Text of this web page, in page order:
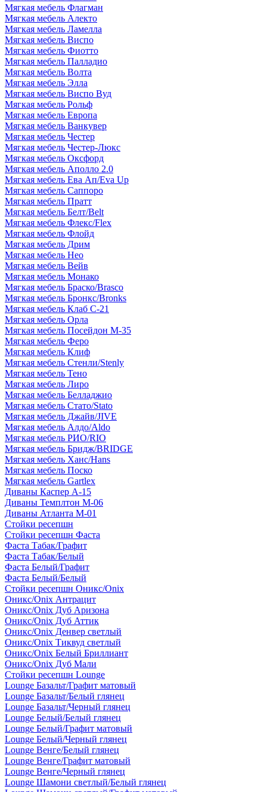
Мягкая мебель Флагман
Мягкая мебель Алекто
Мягкая мебель Ламелла
Мягкая мебель Виспо
Мягкая мебель Фиотто
Мягкая мебель Палладио
Мягкая мебель Волта
Мягкая мебель Элла
Мягкая мебель Виспо Вуд
Мягкая мебель Рольф
Мягкая мебель Европа
Мягкая мебель Ванкувер
Мягкая мебель Честер
Мягкая мебель Честер-Люкс
Мягкая мебель Оксфорд
Мягкая мебель Аполло 2.0
Мягкая мебель Ева Ап/Eva Up
Мягкая мебель Саппоро
Мягкая мебель Пратт
Мягкая мебель Белт/Belt
Мягкая мебель Флекс/Flex
Мягкая мебель Флойд
Мягкая мебель Дрим
Мягкая мебель Нео
Мягкая мебель Вейв
Мягкая мебель Монако
Мягкая мебель Браско/Brasco
Мягкая мебель Бронкс/Bronks
Мягкая мебель Клаб С-21
Мягкая мебель Орла
Мягкая мебель Посейдон М-35
Мягкая мебель Феро
Мягкая мебель Клиф
Мягкая мебель Стенли/Stenly
Мягкая мебель Тено
Мягкая мебель Лиро
Мягкая мебель Белладжио
Мягкая мебель Стато/Stato
Мягкая мебель Джайв/JIVE
Мягкая мебель Алдо/Aldo
Мягкая мебель РИО/RIO
Мягкая мебель Бридж/BRIDGE
Мягкая мебель Ханс/Hans
Мягкая мебель Поско
Мягкая мебель Gartlex
Диваны Каспер А-15
Диваны Темплтон М-06
Диваны Атланта М-01
Стойки ресепшн
Стойки ресепшн Фаста
Фаста Табак/Графит
Фаста Табак/Белый
Фаста Белый/Графит
Фаста Белый/Белый
Стойки ресепшн Оникс/Onix
Оникс/Onix Антрацит
Оникс/Onix Дуб Аризона
Оникс/Onix Дуб Аттик
Оникс/Onix Денвер светлый
Оникс/Onix Тиквуд светлый
Оникс/Onix Белый Бриллиант
Оникс/Onix Дуб Мали
Стойки ресепшн Lounge
Lounge Базальт/Графит матовый
Lounge Базальт/Белый глянец
Lounge Базальт/Черный глянец
Lounge Белый/Белый глянец
Lounge Белый/Графит матовый
Lounge Белый/Черный глянец
Lounge Венге/Белый глянец
Lounge Венге/Графит матовый
Lounge Венге/Черный глянец
Lounge Шамони светлый/Белый глянец